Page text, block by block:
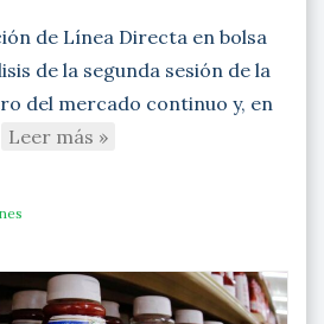
de Línea Directa en bolsa
de la segunda sesión de la
del mercado continuo y, en
Leer más »